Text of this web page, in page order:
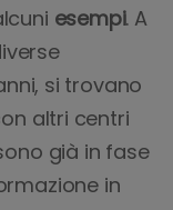
esempi. A
si trovano
altri centri
già in fase
in